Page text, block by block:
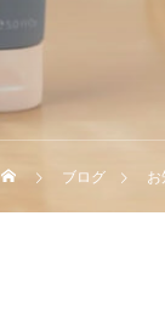
ブログ お